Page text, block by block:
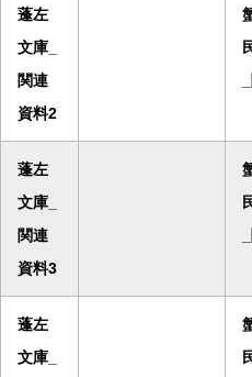
蓬左
文庫_
関連
資料2
蓬左
文庫_
関連
資料3
蓬左
文庫_